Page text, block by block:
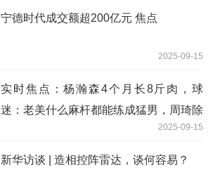
宁德时代成交额超200亿元 焦点
2025-09-15
实时焦点：杨瀚森4个月长8斤肉，球
迷：老美什么麻杆都能练成猛男，周琦除
2025-09-15
新华访谈 | 造相控阵雷达，谈何容易？